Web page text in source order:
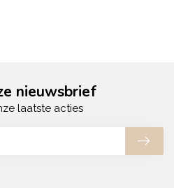
nieuwsbrief
laatste acties